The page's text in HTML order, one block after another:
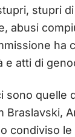
stupri
abusi
e atti di
sono quelle
Braslavski,
condiviso